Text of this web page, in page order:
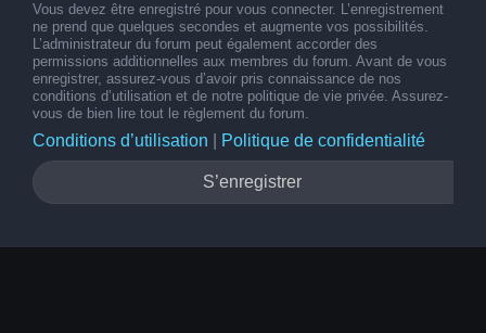
Vous devez être enregistré pour vous connecter. L’enregistrement
ne prend que quelques secondes et augmente vos possibilités.
L’administrateur du forum peut également accorder des
permissions additionnelles aux membres du forum. Avant de vous
enregistrer, assurez-vous d’avoir pris connaissance de nos
conditions d’utilisation et de notre politique de vie privée. Assurez-
vous de bien lire tout le règlement du forum.
Conditions d’utilisation Politique de confidentialité
S’enregistrer